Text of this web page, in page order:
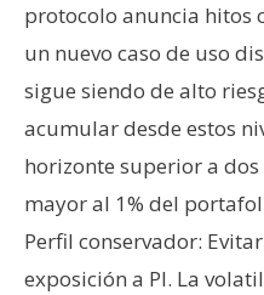
protocolo anuncia hitos
un nuevo caso de uso
sigue siendo de alto
acumular desde estos
horizonte superior a
mayor al 1% del
Perfil conservador:
exposición a PI. La